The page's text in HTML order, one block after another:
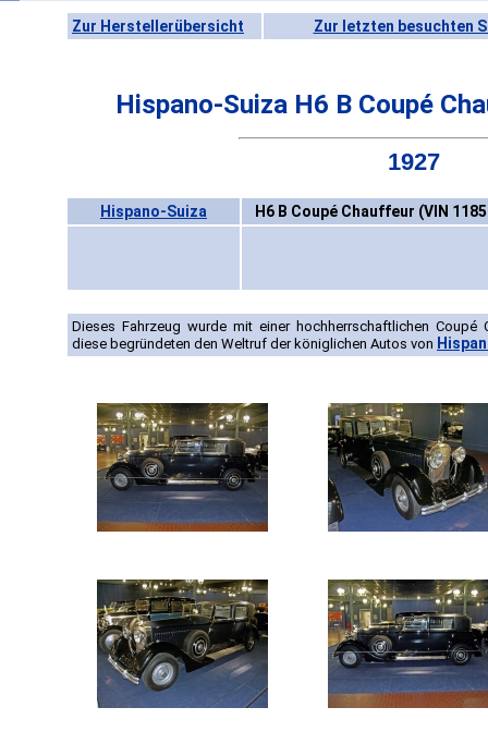
Zur Herstellerübersicht Zur letzten besuchten
Hispano-Suiza H6 B Coupé
1927
Hispano-Suiza H6 B Coupé Chauffeur (VIN
Dieses Fahrzeug wurde mit einer hochherrschaftlichen Coupé
diese begründeten den Weltruf der königlichen Autos von